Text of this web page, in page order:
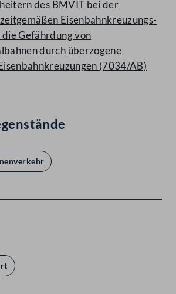
des BMVIT bei der
Eisenbahnkreuzungs-
Gefährdung von
durch überzogene
(7034/AB)